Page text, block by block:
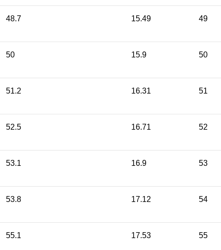
48.7 15.49 49
50 15.9 50
51.2 16.31 51
52.5 16.71 52
53.1 16.9 53
53.8 17.12 54
55.1 17.53 55